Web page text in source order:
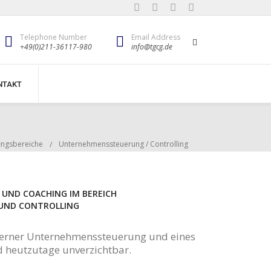
Telephone Number
+49(0)211-36117-980
Email Address
info@tgcg.de
Unternehmenssteuerung / Controlling
COACHING IM BEREICH
CONTROLLING
Unternehmenssteuerung und eines
heutzutage unverzichtbar.